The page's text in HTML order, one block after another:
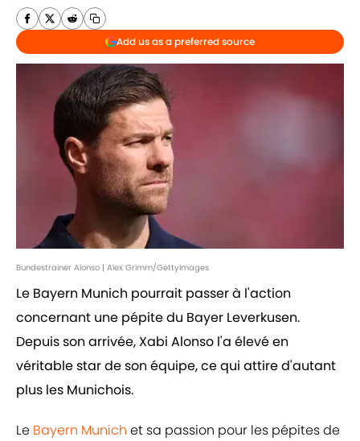
Add us as a preferred source
Bundestrainer Alonso | Alex Grimm/GettyImages
Le Bayern Munich pourrait passer à l'action
concernant une pépite du Bayer Leverkusen.
Depuis son arrivée, Xabi Alonso l'a élevé en
véritable star de son équipe, ce qui attire d'autant
plus les Munichois.
Le Bayern Munich et sa passion pour les pépites de